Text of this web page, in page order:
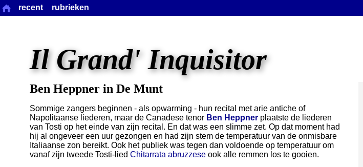
Il Grand' Inquisitor
Ben Heppner in De Munt
Sommige zangers beginnen - als opwarming - hun recital met arie antiche of
Napolitaanse liederen, maar de Canadese tenor Ben Heppner plaatste de liederen
van Tosti op het einde van zijn recital. En dat was een slimme zet. Op dat moment had
hij al ongeveer een uur gezongen en had zijn stem de temperatuur van de onmisbare
Italiaanse zon bereikt. Ook het publiek was tegen dan voldoende op temperatuur om
vanaf zijn tweede Tosti-lied Chitarrata abruzzese ook alle remmen los te gooien.
recent rubrieken